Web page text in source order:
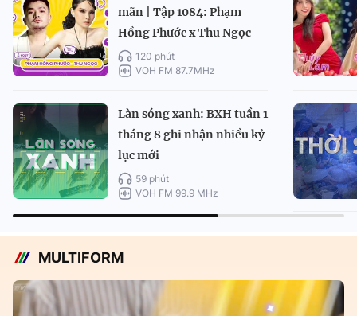
mãn | Tập 1084: Phạm
Hồng Phước x Thu Ngọc
120 phút
VOH FM 87.7MHz
Làn sóng xanh: BXH tuần 1
tháng 8 ghi nhận nhiều kỷ
lục mới
59 phút
VOH FM 99.9 MHz
MULTIFORM